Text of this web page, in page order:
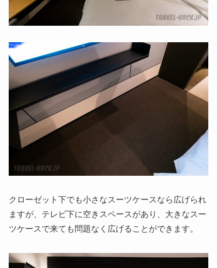
クローゼット下でも小さなスーツケースなら広げられ
ますが、テレビ下に空きスペースがあり、大きなスー
ツケースで来ても問題なく広げることができます。